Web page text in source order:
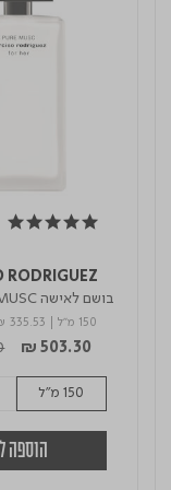
4.9 star rating
RODRIGUEZ
בושם לאישה PURE MUSC א.ד.פ
150 מ"ל 335.53
₪ 503.30
from
to
150 מ"ל
הוספה